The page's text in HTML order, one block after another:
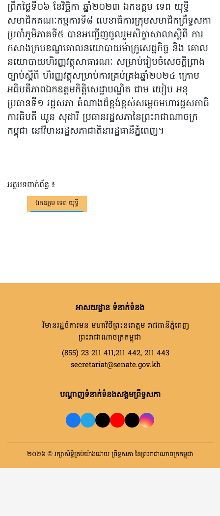
ព្រឹកថ្ងៃទី០៦ ខែវិច្ឆិកា ឆ្នាំ២០២៣ ឯកឧត្តម ទេព យុទ្ធី
សមាជិកគណៈកម្មការទី៨ លេខាធិការក្រុមសមាជិកព្រឹទ្ធសភា
ប្រចាំភូមិភាគទី៥ បានអញ្ជើញចូលរួមសិក្ខាសាលាស្ដីពី ការ
កសាងក្របខណ្ឌគោលនយោបាយម៉ាក្រូសេដ្ឋកិច្ច និង គោល
នយោបាយហិរញ្ញវត្ថុសាធារណៈ សម្រាប់រៀបចំសេចក្ដីព្រាង
ច្បាប់ស្ដីពី ហិរញ្ញវត្ថុសម្រាប់ការគ្រប់គ្រងឆ្នាំ២០២៤ ក្រោម
អធិបតីភាពឯកឧត្តមកិត្តិសេដ្ឋាបណ្ឌិត ជាម យៀប អនុ
ប្រធានទី១ រដ្ឋសភា តំណាងដ៏ខ្ពង់ខ្ពស់សម្ដេចមហារដ្ឋសភាធិ
ការធិបតី ឃូន សុដារី ប្រធានរដ្ឋសភានៃព្រះរាជាណាចក្រ
កម្ពុជា នៅវិមានរដ្ឋសភាជាតិនារដ្ឋធានីភ្នំពេញ។
អត្ថបទពាក់ព័ន្ធ ៖
ឯកឧត្តម ទេព យុទ្ធី
អាសយដ្ឋាន ទំនាក់ទំនង
វិមានរដ្ឋចំការមន មហាវិថីព្រះនរោត្តម រាជធានីភ្នំពេញ
ព្រះរាជាណាចក្រកម្ពុជា
(855) 23 211 411,211 442, 211 443
secretariat@senate.gov.kh
បណ្តាញទំនាក់ទំនងសង្គមព្រឹទ្ធសភា
២០២៦ © រក្សាសិទ្ធិគ្រប់យ៉ាងដោយ ព្រឹទ្ធសភា នៃព្រះរាជាណាចក្រកម្ពុជា